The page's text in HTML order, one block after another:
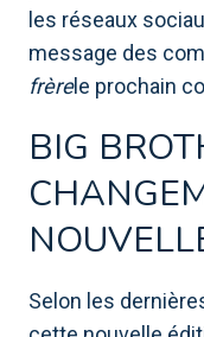
les réseaux
message des
frèrele prochain
BIG
Selon les